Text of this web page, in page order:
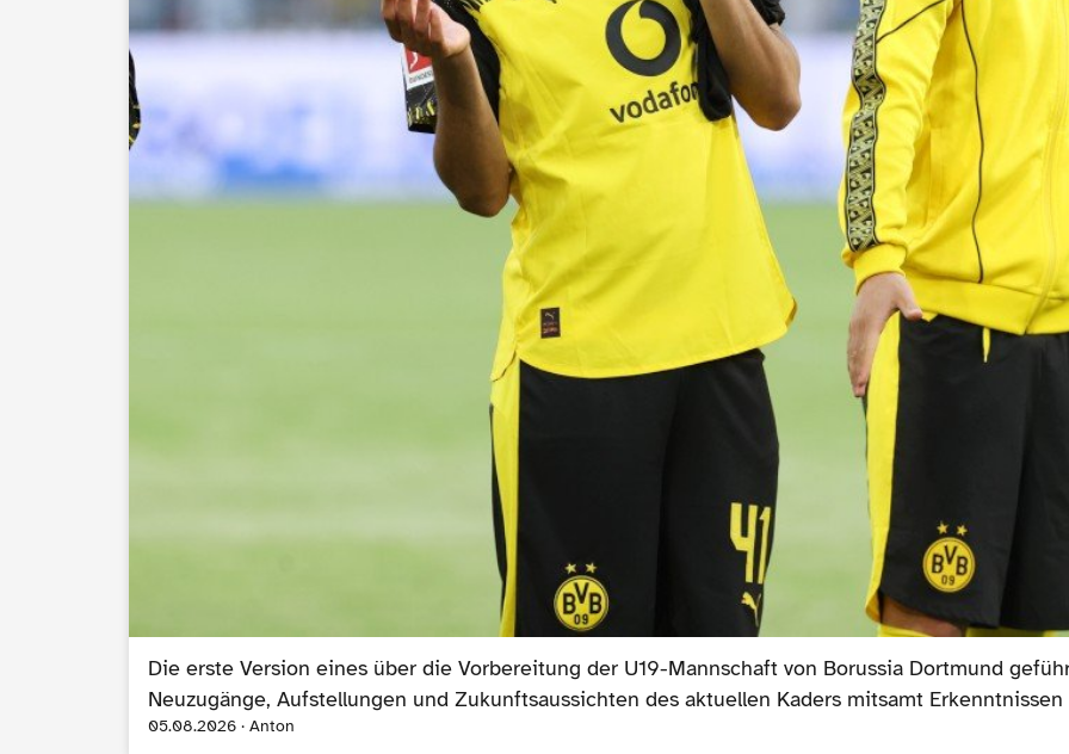
Die erste Version eines über die Vorbereitung der U19-Mannschaft von Borussia Dortmund
Neuzugänge, Aufstellungen und Zukunftsaussichten des aktuellen Kaders mitsamt
05.08.2026 · Anton